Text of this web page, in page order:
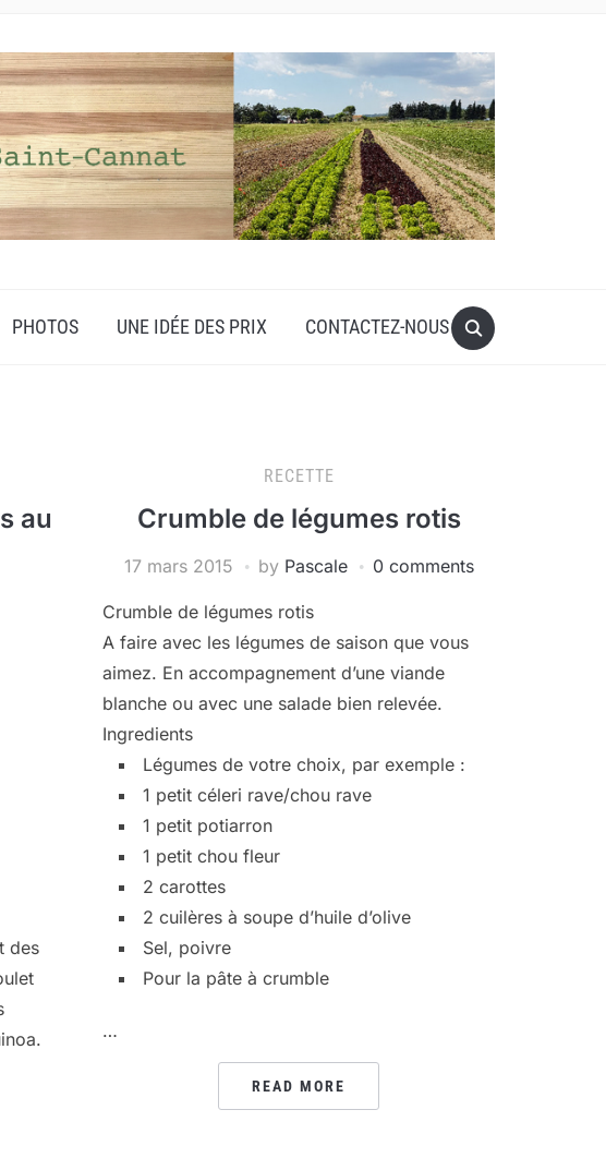
PHOTOS UNE IDÉE DES PRIX CONTACTEZ-NOUS
au
des
RECETTE
Crumble de légumes rotis
17 mars 2015 by Pascale 0 comments
Crumble de légumes rotis
A faire avec les légumes de saison que vous
aimez. En accompagnement d’une viande
blanche ou avec une salade bien relevée.
Ingredients
Légumes de votre choix, par exemple :
1 petit céleri rave/chou rave
1 petit potiarron
1 petit chou fleur
2 carottes
2 cuilères à soupe d’huile d’olive
Sel, poivre
Pour la pâte à crumble
…
READ MORE